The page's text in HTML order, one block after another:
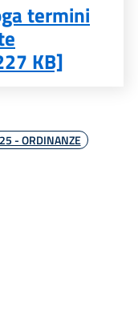
termini
KB]
- ORDINANZE